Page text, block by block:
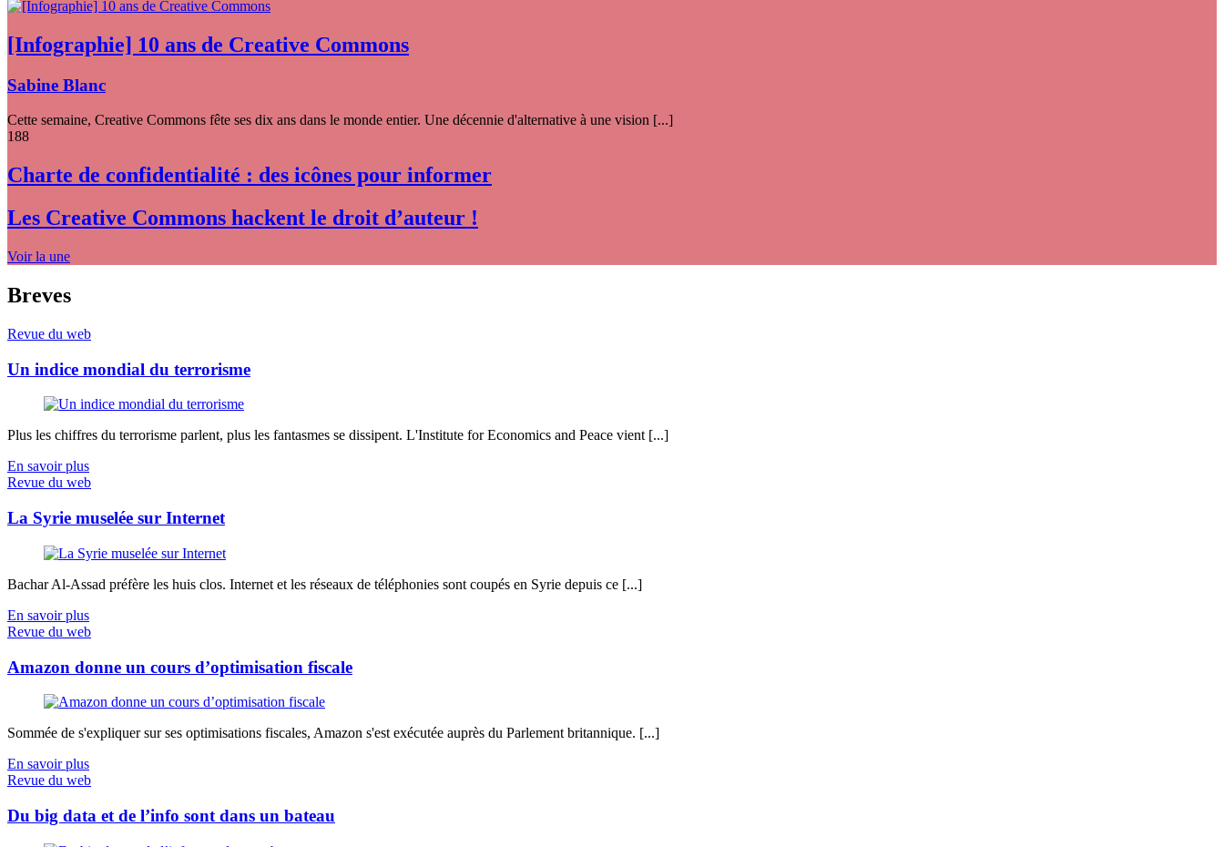
[Infographie] 10 ans de Creative Commons
Sabine Blanc
Cette semaine, Creative Commons fête ses dix ans dans le monde entier. Une décennie d'alternative à une vision [...]
188
Charte de confidentialité : des icônes pour informer
Les Creative Commons hackent le droit d’auteur !
Voir la une
Breves
Revue du web
Un indice mondial du terrorisme
Plus les chiffres du terrorisme parlent, plus les fantasmes se dissipent. L'Institute for Economics and Peace vient [...]
En savoir plus
Revue du web
La Syrie muselée sur Internet
Bachar Al-Assad préfère les huis clos. Internet et les réseaux de téléphonies sont coupés en Syrie depuis ce [...]
En savoir plus
Revue du web
Amazon donne un cours d’optimisation fiscale
Sommée de s'expliquer sur ses optimisations fiscales, Amazon s'est exécutée auprès du Parlement britannique. [...]
En savoir plus
Revue du web
Du big data et de l’info sont dans un bateau